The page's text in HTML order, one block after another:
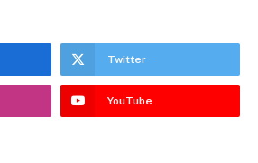
Twitter
YouTube